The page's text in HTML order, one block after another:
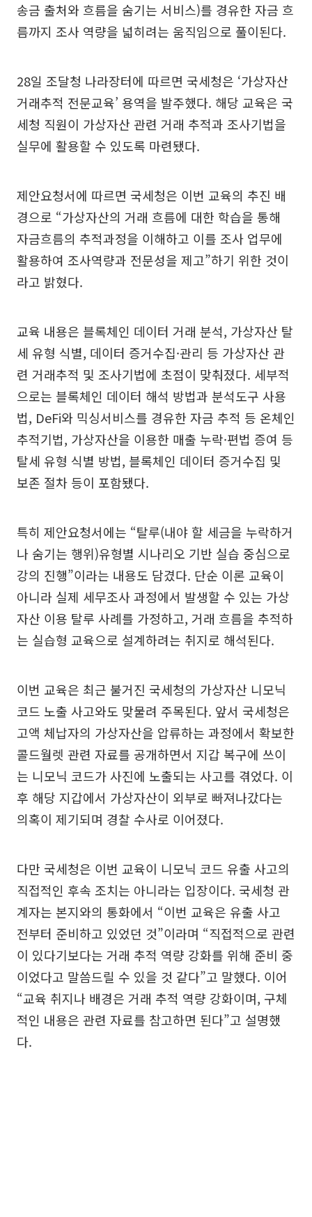
송금 출처와 흐름을 숨기는 서비스)를 경유한 자금 흐
름까지 조사 역량을 넓히려는 움직임으로 풀이된다.
28일 조달청 나라장터에 따르면 국세청은 ‘가상자산
거래추적 전문교육’ 용역을 발주했다. 해당 교육은 국
세청 직원이 가상자산 관련 거래 추적과 조사기법을
실무에 활용할 수 있도록 마련됐다.
제안요청서에 따르면 국세청은 이번 교육의 추진 배
경으로 “가상자산의 거래 흐름에 대한 학습을 통해
자금흐름의 추적과정을 이해하고 이를 조사 업무에
활용하여 조사역량과 전문성을 제고”하기 위한 것이
라고 밝혔다.
교육 내용은 블록체인 데이터 거래 분석, 가상자산 탈
세 유형 식별, 데이터 증거수집·관리 등 가상자산 관
련 거래추적 및 조사기법에 초점이 맞춰졌다. 세부적
으로는 블록체인 데이터 해석 방법과 분석도구 사용
법, DeFi와 믹싱서비스를 경유한 자금 추적 등 온체인
추적기법, 가상자산을 이용한 매출 누락·편법 증여 등
탈세 유형 식별 방법, 블록체인 데이터 증거수집 및
보존 절차 등이 포함됐다.
특히 제안요청서에는 “탈루(내야 할 세금을 누락하거
나 숨기는 행위)유형별 시나리오 기반 실습 중심으로
강의 진행”이라는 내용도 담겼다. 단순 이론 교육이
아니라 실제 세무조사 과정에서 발생할 수 있는 가상
자산 이용 탈루 사례를 가정하고, 거래 흐름을 추적하
는 실습형 교육으로 설계하려는 취지로 해석된다.
이번 교육은 최근 불거진 국세청의 가상자산 니모닉
코드 노출 사고와도 맞물려 주목된다. 앞서 국세청은
고액 체납자의 가상자산을 압류하는 과정에서 확보한
콜드월렛 관련 자료를 공개하면서 지갑 복구에 쓰이
는 니모닉 코드가 사진에 노출되는 사고를 겪었다. 이
후 해당 지갑에서 가상자산이 외부로 빠져나갔다는
의혹이 제기되며 경찰 수사로 이어졌다.
다만 국세청은 이번 교육이 니모닉 코드 유출 사고의
직접적인 후속 조치는 아니라는 입장이다. 국세청 관
계자는 본지와의 통화에서 “이번 교육은 유출 사고
전부터 준비하고 있었던 것”이라며 “직접적으로 관련
이 있다기보다는 거래 추적 역량 강화를 위해 준비 중
이었다고 말씀드릴 수 있을 것 같다”고 말했다. 이어
“교육 취지나 배경은 거래 추적 역량 강화이며, 구체
적인 내용은 관련 자료를 참고하면 된다”고 설명했
다.